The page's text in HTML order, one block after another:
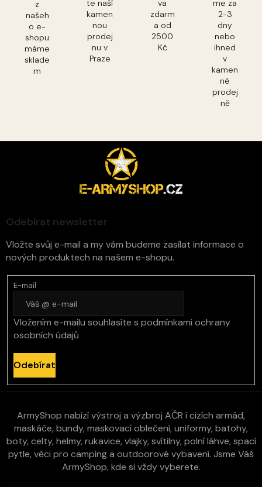
z
našeh
o e-
shopu
máme
sklade
m
te naší
kamen
nou
prodej
nu v
Praze
va
zdarm
a od
2500
Kč
me za
2-3
dny
nebo
ihned
v
kamen
né
prodej
ně
Odebírat newsletter
Vložte svůj e-mail a my vám budeme zasílat informace o
nových produktech na našem e-shopu.
E-mail
Vložením e-mailu souhlasíte s podmínkami ochrany
osobních údajů
Odebírat
ArmyShop nabízí výstroj a výzbroj AČR i cizích armád,
maskáče, bundy, maskovací oblečení, uniformy, batohy,
boty, celty, helmy, rukavice, vlajky, svítilny, polní láhve, spací
pytle, věci pro camping a outdoorové vybavení. Jsme Váš
ArmyShop, kde si vždy vyberete.